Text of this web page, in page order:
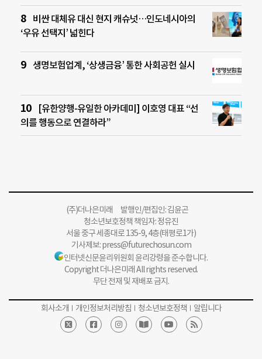
비싼 대체유 대신 현지 캐슈넛…인도네시아의
‘우유 선택지’ 넓힌다
생명보험업계, ‘상생금융’ 통한 사회공헌 실시
[유한양행-유일한 아카데미] 이호영 대표 “선
의를 행동으로 연결하라”
(주)더나은미래 발행인/편집인: 김윤곤
청소년보호정책 책임자: 정유진
서울 중구 세종대로 135-9, 4층(태평로1가)
기사제보:press@futurechosun.com
인터넷신문윤리위원회 윤리강령을 준수합니다.
Copyright 더나은미래 All rights reserved.
무단 전재 및 재배포 금지.
회사소개 개인정보처리방침 청소년보호정책 알립니다